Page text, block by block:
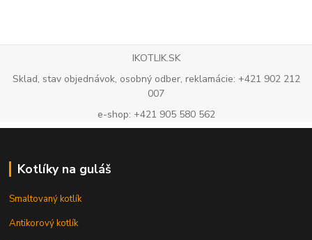
IKOTLIK.SK
Sklad, stav objednávok, osobný odber, reklamácie: +421 902 212
007
e-shop: +421 905 580 562
Kotlíky na guláš
Smaltovaný kotlík
Antikorový kotlík